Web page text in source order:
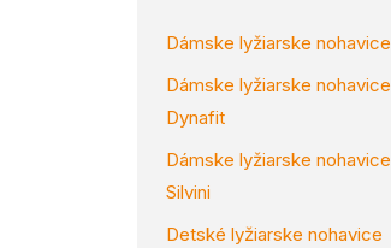
Dámske lyžiarske nohavice
Dámske lyžiarske nohavice
Dynafit
Dámske lyžiarske nohavice
Silvini
Detské lyžiarske nohavice